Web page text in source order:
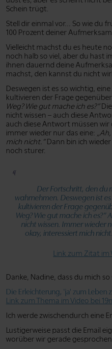
Schein trügt.
Stell dir einmal vor... So wie du
100 Prozent deiner
Vielleicht machst du es heute
noch halb so viel, aber du hast
ihnen dauernd deine
machst, den kannst du nicht
Deswegen ist es so wichtig,
kultivieren der Frage
Weg? Wie gut mache ich es?”
nicht wissen – auch diese
auch diese Antwort müssen wir
immer wieder nur das eine:
mich nicht.”Dann bin ich
noch sturer.
Der Fortschritt, den du
wahrnehmen. Deswegen ist
kultivieren der Frage
Weg? Wie gut mache ich es?”
nicht wissen. Immer wieder
okay, interessiert mich
Link zum Zitat im
Danke, Nadine, dass du mich
Die Erleichterung, 'ja' zum Leben
Link zum Thema im Video bei
Ich werde zwischendurch eine
Lustigerweise passt die Email
worüber wir gerade